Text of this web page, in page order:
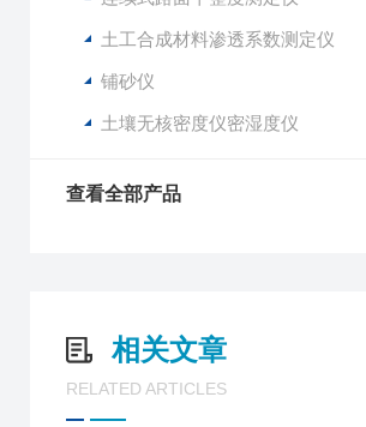
土工合成材料渗透系数测定仪
铺砂仪
土壤无核密度仪密湿度仪
查看全部产品
相关文章
RELATED ARTICLES